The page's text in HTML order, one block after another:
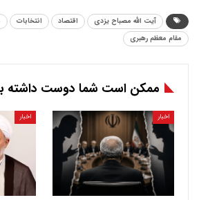
آیت الله مصباح یزدی اقتصاد انتخابات
مقام معظم رهبری
ممکن است شما دوست داشته
اخبار اخبار